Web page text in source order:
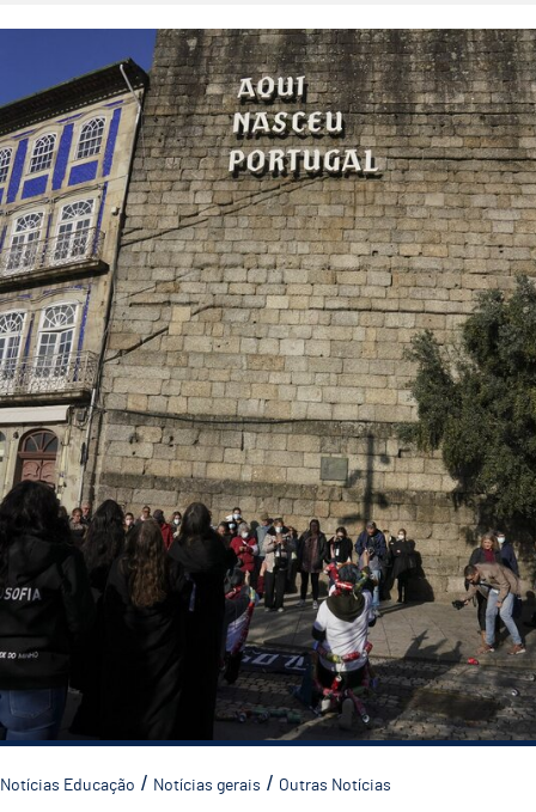
Município de Guimarães atribui 250.000€
Notícias Educação Notícias gerais Outras Notícias